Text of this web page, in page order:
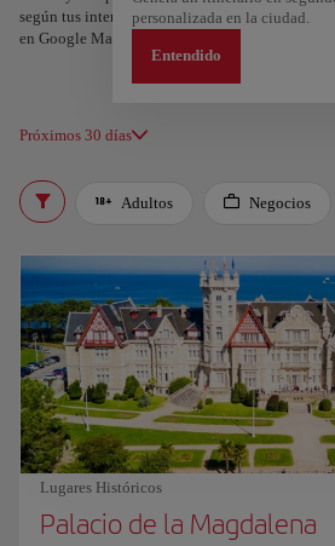
según tus intereses y la duración de tu viaje: en
en Google Maps.
Próximos 30 días
personalizada en la ciudad.
Entendido
Adultos Negocios
Lugares Históricos
Palacio de la Magdalena